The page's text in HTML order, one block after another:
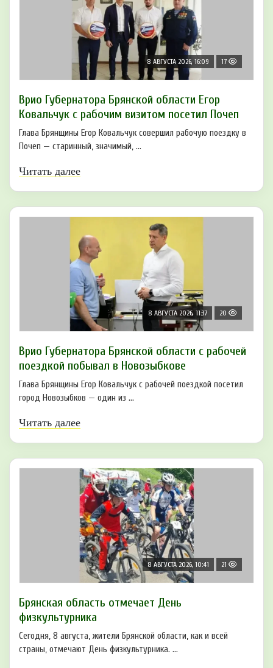
8 АВГУСТА 2026, 16:09 17
Врио Губернатора Брянской области Егор
Ковальчук с рабочим визитом посетил Почеп
Глава Брянщины Егор Ковальчук совершил рабочую поездку в
Почеп — старинный, значимый, ...
Читать далее
8 АВГУСТА 2026, 11:37 20
Врио Губернатора Брянской области с рабочей
поездкой побывал в Новозыбкове
Глава Брянщины Егор Ковальчук с рабочей поездкой посетил
город Новозыбков — один из ...
Читать далее
8 АВГУСТА 2026, 10:41 21
Брянская область отмечает День
физкультурника
Сегодня, 8 августа, жители Брянской области, как и всей
страны, отмечают День физкультурника. ...